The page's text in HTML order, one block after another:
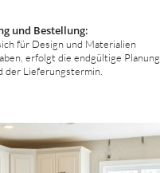
und Bestellung:
für Design und Materialien
erfolgt die endgültige Planung,
der Lieferungstermin.